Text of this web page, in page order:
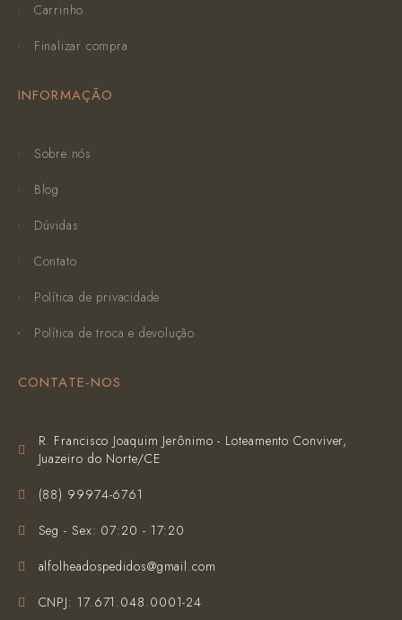
Carrinho
Finalizar compra
INFORMAÇÃO
Sobre nós
Blog
Dúvidas
Contato
Política de privacidade
Política de troca e devolução
CONTATE-NOS
R. Francisco Joaquim Jerônimo - Loteamento Conviver,
Juazeiro do Norte/CE
(‪88) 99974-6761‬
Seg - Sex: 07:20 - 17:20
alfolheadospedidos@gmail.com
CNPJ: 17.671.048.0001-24